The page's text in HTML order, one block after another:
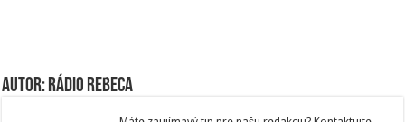
Autor: Rádio Rebeca